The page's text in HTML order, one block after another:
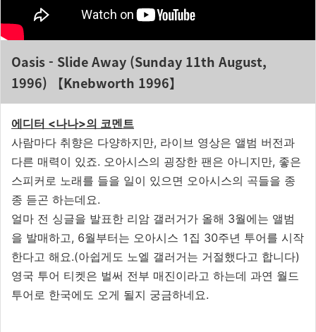
Oasis - Slide Away (Sunday 11th August,
1996) 【Knebworth 1996】
에디터 <나나>의 코멘트
사람마다 취향은 다양하지만, 라이브 영상은 앨범 버전과
다른 매력이 있죠. 오아시스의 굉장한 팬은 아니지만, 좋은
스피커로 노래를 들을 일이 있으면 오아시스의 곡들을 종
종 듣곤 하는데요.
얼마 전 싱글을 발표한 리암 갤러거가 올해 3월에는 앨범
을 발매하고, 6월부터는 오아시스 1집 30주년 투어를 시작
한다고 해요.(아쉽게도 노엘 갤러거는 거절했다고 합니다)
영국 투어 티켓은 벌써 전부 매진이라고 하는데 과연 월드
투어로 한국에도 오게 될지 궁금하네요.